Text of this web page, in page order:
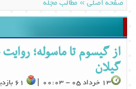
صفحه اصلی مطالب مجله
از گیسوم تا ماسوله؛
گیلان
13 خرداد 05 - 00:03 |